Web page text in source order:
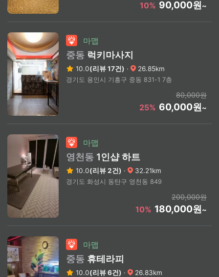
10% 90,000원~
마맵
중동 럭키마사지
10.0(리뷰 17건) · 26.85km
경기도 용인시 기흥구 중동 831-1 7층
80,000원
25% 60,000원~
마맵
영천동 1인샵 하트
10.0(리뷰 2건) · 32.21km
경기도 화성시 동탄구 영천동 849
200,000원
10% 180,000원~
마맵
중동 휴테라피
10.0(리뷰 6건) · 26.83km